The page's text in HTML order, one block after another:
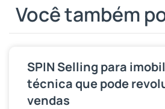
Você também
SPIN Selling para
técnica que pode
vendas